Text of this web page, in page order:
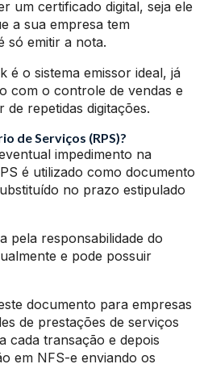
um certificado digital, seja ele
a sua empresa tem
só emitir a nota.
é o sistema emissor ideal, já
com o controle de vendas e
repetidas digitações.
de Serviços (RPS)?
impedimento na
é utilizado como documento
no prazo estipulado
pela responsabilidade do
e pode possuir
documento para empresas
de prestações de serviços
cada transação e depois
em NFS-e enviando os